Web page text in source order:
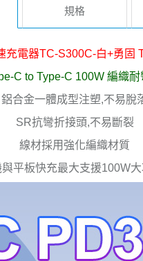
規格
充電器TC-S300C-白+勇固
C to Type-C 100W 編織
鋁合金一體成型注塑,不易脫
SR抗彎折接頭,不易斷裂
線材採用強化編織材質
與平板快充最大支援100W